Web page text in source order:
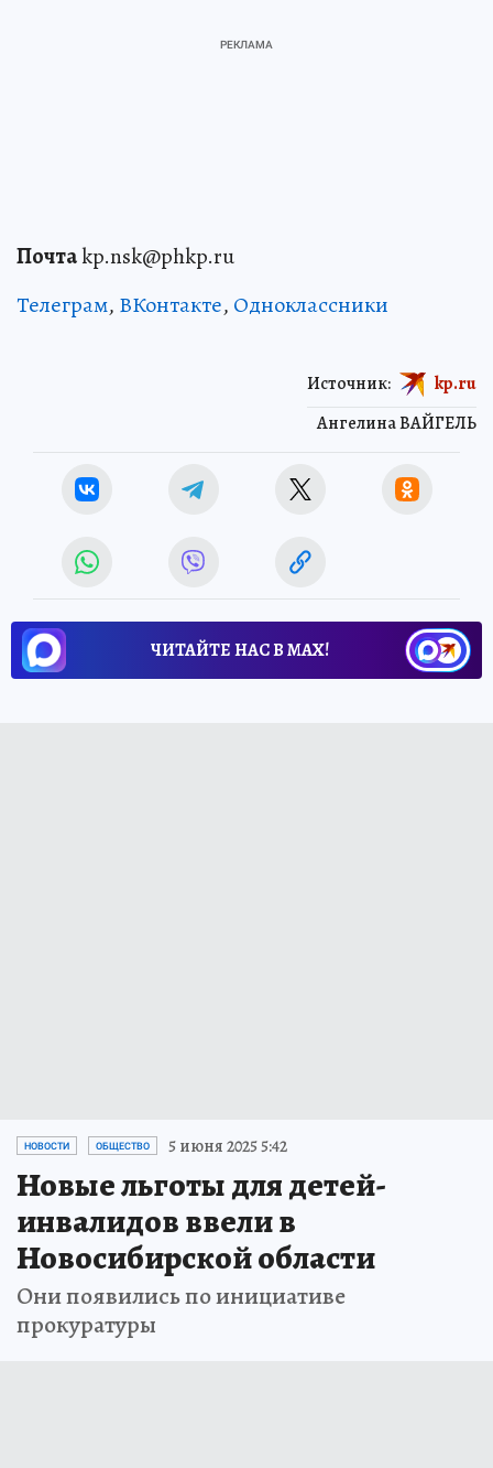
Почтаkp.nsk@phkp.ru
Телеграм, ВКонтакте, Одноклассники
Ангелина ВАЙГЕЛЬ
Источник: kp.ru
ЧИТАЙТЕ НАС В МАХ!
НОВОСТИ ОБЩЕСТВО 5 июня 2025 5:42
Новые льготы для детей-
инвалидов ввели в
Новосибирской области
Они появились по инициативе
прокуратуры